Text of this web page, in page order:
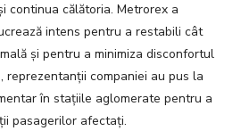
continua călătoria. Metrorex a
intens pentru a restabili cât
și pentru a minimiza disconfortul
reprezentanții companiei au pus la
în stațiile aglomerate pentru a
pasagerilor afectați.